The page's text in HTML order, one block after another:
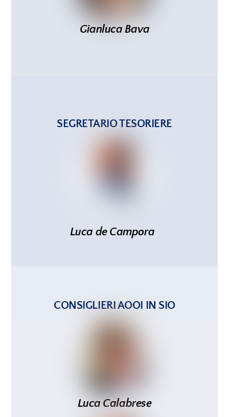
Gianluca Bava
SEGRETARIO TESORIERE
Luca de Campora
CONSIGLIERI AOOI IN SIO
Luca Calabrese